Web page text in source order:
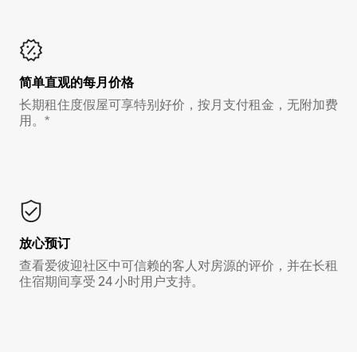
简单直观的每月价格
长期租住度假屋可享特别好价，按月支付租金，无附加费
用。*
放心预订
查看爱彼迎社区中可信赖的客人对房源的评价，并在长租
住宿期间享受 24 小时用户支持。